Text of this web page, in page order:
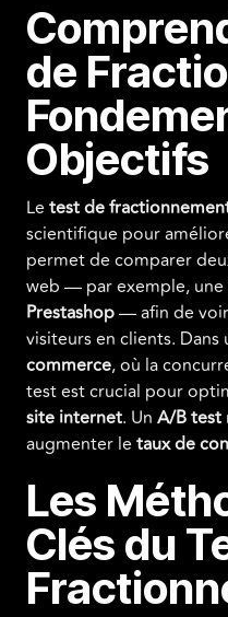
de
Objectifs
Le test de
scientifique pour
permet de comparer
web — par exemple, une
Prestashop— afin de
visiteurs en clients.
commerce, où la
test est crucial pour
site internet. Un A/B test
augmenter le taux de
Les
Clés du